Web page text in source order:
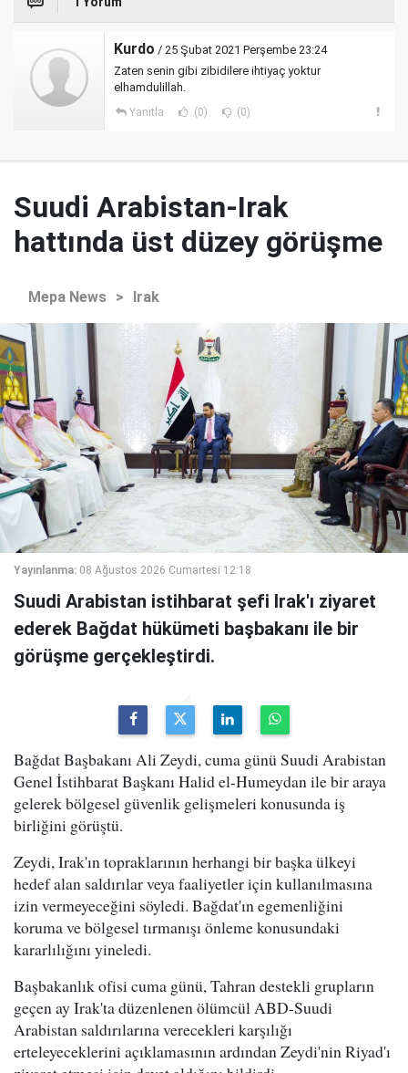
Kurdo / 25 Şubat 2021 Perşembe 23:24
Zaten senin gibi zibidilere ihtiyaç yoktur
elhamdulillah.
Yanıtla (0) (0)
Suudi Arabistan-Irak
hattında üst düzey görüşme
Mepa News > Irak
Yayınlanma: 08 Ağustos 2026 Cumartesi 12:18
Suudi Arabistan istihbarat şefi Irak'ı ziyaret
ederek Bağdat hükümeti başbakanı ile bir
görüşme gerçekleştirdi.
Bağdat Başbakanı Ali Zeydi, cuma günü Suudi Arabistan
Genel İstihbarat Başkanı Halid el-Humeydan ile bir araya
gelerek bölgesel güvenlik gelişmeleri konusunda iş
birliğini görüştü.
Zeydi, Irak'ın topraklarının herhangi bir başka ülkeyi
hedef alan saldırılar veya faaliyetler için kullanılmasına
izin vermeyeceğini söyledi. Bağdat'ın egemenliğini
koruma ve bölgesel tırmanışı önleme konusundaki
kararlılığını yineledi.
Başbakanlık ofisi cuma günü, Tahran destekli grupların
geçen ay Irak'ta düzenlenen ölümcül ABD-Suudi
Arabistan saldırılarına verecekleri karşılığı
erteleyeceklerini açıklamasının ardından Zeydi'nin Riyad'ı